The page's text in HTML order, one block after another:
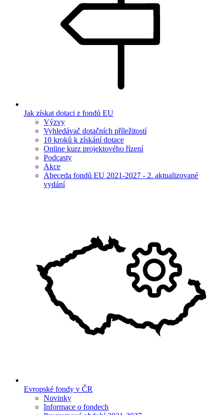
Jak získat dotaci z fondů EU
Výzvy
Vyhledávač dotačních příležitostí
10 kroků k získání dotace
Online kurz projektového řízení
Podcasty
Akce
Abeceda fondů EU 2021-2027 - 2. aktualizované
vydání
Evropské fondy v ČR
Novinky
Informace o fondech